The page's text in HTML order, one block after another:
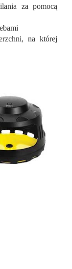
za pomocą
na której